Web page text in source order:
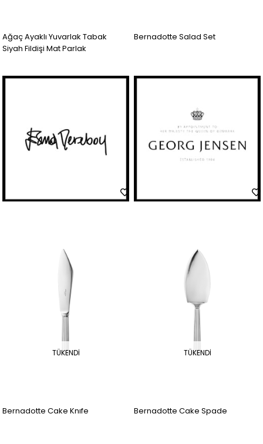
Ağaç Ayaklı Yuvarlak Tabak
Siyah Fildişi Mat Parlak
Bernadotte Salad Set
TÜKENDI
Bernadotte Cake Knıfe
TÜKENDI
Bernadotte Cake Spade